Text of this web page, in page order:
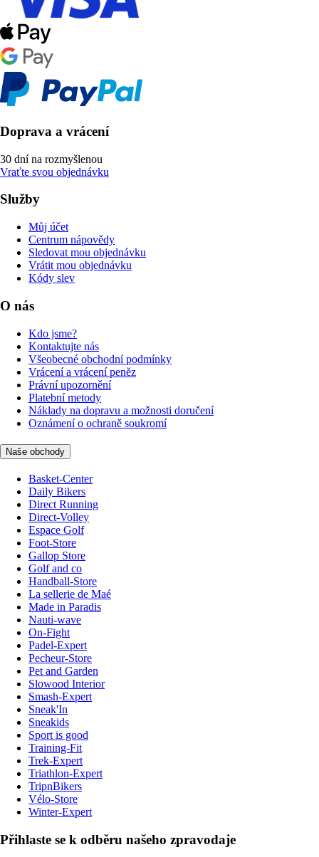
Doprava a vrácení
30 dní na rozmyšlenou
Vraťte svou objednávku
Služby
Můj účet
Centrum nápovědy
Sledovat mou objednávku
Vrátit mou objednávku
Kódy slev
O nás
Kdo jsme?
Kontaktujte nás
Všeobecné obchodní podmínky
Vrácení a vrácení peněz
Právní upozornění
Platební metody
Náklady na dopravu a možnosti doručení
Oznámení o ochraně soukromí
Naše obchody
Basket-Center
Daily Bikers
Direct Running
Direct-Volley
Espace Golf
Foot-Store
Gallop Store
Golf and co
Handball-Store
La sellerie de Maé
Made in Paradis
Nauti-wave
On-Fight
Padel-Expert
Pecheur-Store
Pet and Garden
Slowood Interior
Smash-Expert
Sneak'In
Sneakids
Sport is good
Training-Fit
Trek-Expert
Triathlon-Expert
TripnBikers
Vélo-Store
Winter-Expert
Přihlaste se k odběru našeho zpravodaje